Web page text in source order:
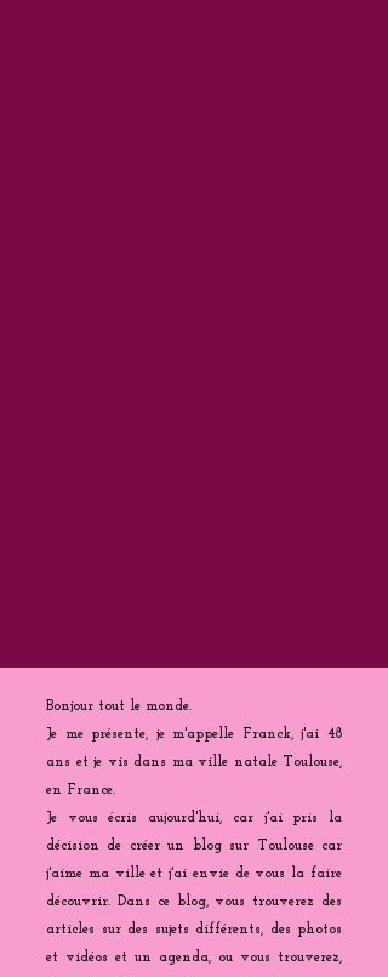
Bonjour tout le monde.
Je me présente, je m'appelle Franck, j'ai 48
ans et je vis dans ma ville natale Toulouse,
en France.
Je vous écris aujourd'hui, car j'ai pris la
décision de créer un blog sur Toulouse car
j'aime ma ville et j'ai envie de vous la faire
découvrir. Dans ce blog, vous trouverez des
articles sur des sujets différents, des photos
et vidéos et un agenda, ou vous trouverez,